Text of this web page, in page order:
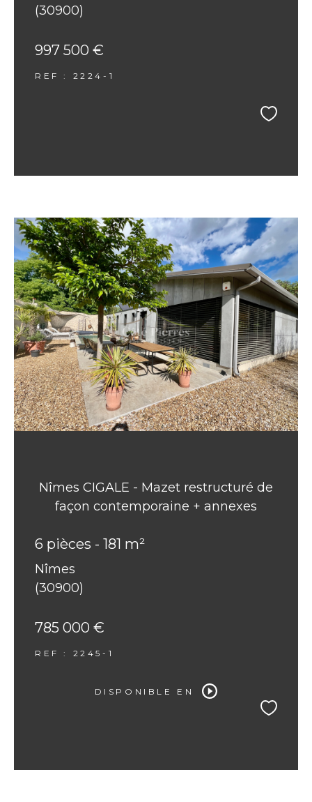
(30900)
997 500 €
REF : 2224-1
Nîmes CIGALE - Mazet restructuré de
façon contemporaine + annexes
6 pièces - 181 m²
Nîmes
(30900)
785 000 €
REF : 2245-1
DISPONIBLE EN